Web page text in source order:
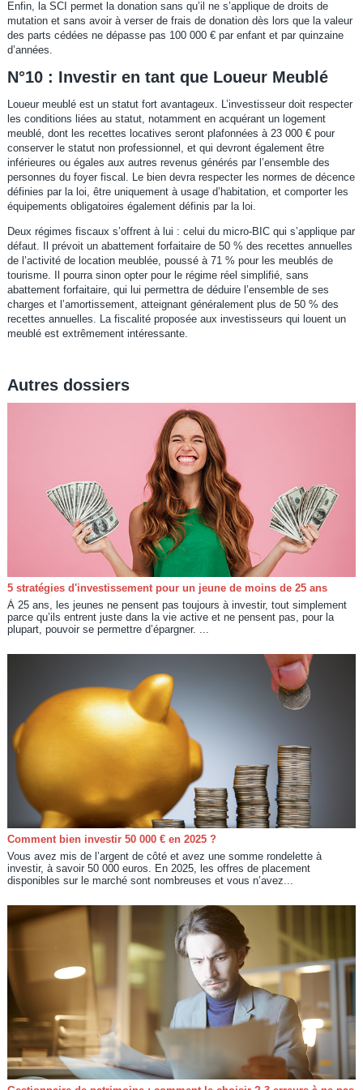
Enfin, la SCI permet la donation sans qu’il ne s’applique de droits de
mutation et sans avoir à verser de frais de donation dès lors que la valeur
des parts cédées ne dépasse pas 100 000 € par enfant et par quinzaine
d’années.
N°10 : Investir en tant que Loueur Meublé
Loueur meublé est un statut fort avantageux. L’investisseur doit respecter
les conditions liées au statut, notamment en acquérant un logement
meublé, dont les recettes locatives seront plafonnées à 23 000 € pour
conserver le statut non professionnel, et qui devront également être
inférieures ou égales aux autres revenus générés par l’ensemble des
personnes du foyer fiscal. Le bien devra respecter les normes de décence
définies par la loi, être uniquement à usage d’habitation, et comporter les
équipements obligatoires également définis par la loi.
Deux régimes fiscaux s’offrent à lui : celui du micro-BIC qui s’applique par
défaut. Il prévoit un abattement forfaitaire de 50 % des recettes annuelles
de l’activité de location meublée, poussé à 71 % pour les meublés de
tourisme. Il pourra sinon opter pour le régime réel simplifié, sans
abattement forfaitaire, qui lui permettra de déduire l’ensemble de ses
charges et l’amortissement, atteignant généralement plus de 50 % des
recettes annuelles. La fiscalité proposée aux investisseurs qui louent un
meublé est extrêmement intéressante.
Autres dossiers
5 stratégies d'investissement pour un jeune de moins de 25 ans
À 25 ans, les jeunes ne pensent pas toujours à investir, tout simplement
parce qu’ils entrent juste dans la vie active et ne pensent pas, pour la
plupart, pouvoir se permettre d’épargner. ...
Comment bien investir 50 000 € en 2025 ?
Vous avez mis de l’argent de côté et avez une somme rondelette à
investir, à savoir 50 000 euros. En 2025, les offres de placement
disponibles sur le marché sont nombreuses et vous n’avez...